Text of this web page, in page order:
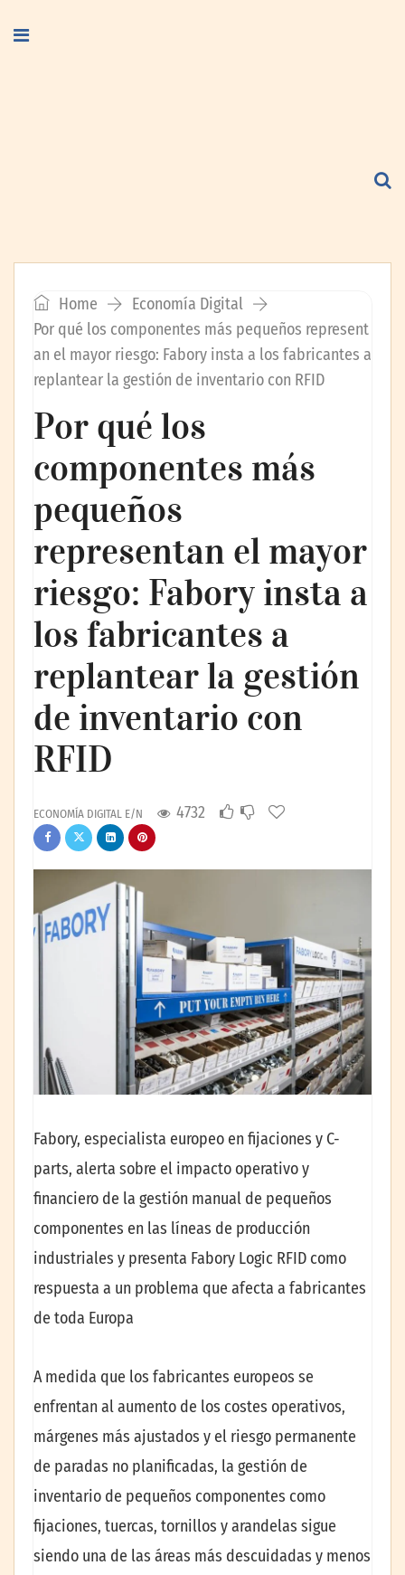
Home
Economía Digital
Por qué los componentes más pequeños represent
an el mayor riesgo: Fabory insta a los fabricantes a
replantear la gestión de inventario con RFID
Por qué los
componentes más
pequeños
representan el mayor
riesgo: Fabory insta a
los fabricantes a
replantear la gestión
de inventario con
RFID
ECONOMÍA DIGITAL E/N 4732
Fabory, especialista europeo en fijaciones y C-
parts, alerta sobre el impacto operativo y
financiero de la gestión manual de pequeños
componentes en las líneas de producción
industriales y presenta Fabory Logic RFID como
respuesta a un problema que afecta a fabricantes
de toda Europa
A medida que los fabricantes europeos se
enfrentan al aumento de los costes operativos,
márgenes más ajustados y el riesgo permanente
de paradas no planificadas, la gestión de
inventario de pequeños componentes como
fijaciones, tuercas, tornillos y arandelas sigue
siendo una de las áreas más descuidadas y menos